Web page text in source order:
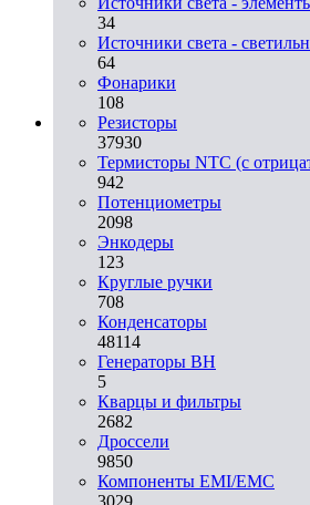
34
Источники света -
64
Фонарики
108
Резисторы
37930
Термисторы NTC (с
942
Потенциометры
2098
Энкодеры
123
Круглые ручки
708
Конденсаторы
48114
Генераторы ВН
5
Кварцы и фильтры
2682
Дроссели
9850
Компоненты EMI/EMC
3029